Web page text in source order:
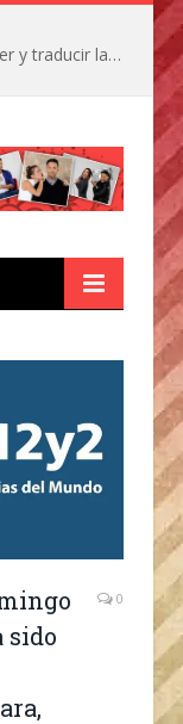
La IA está acercándonos a comprender y traducir las vocalizaciones y comportamientos de nuestras mascotas
sido
0